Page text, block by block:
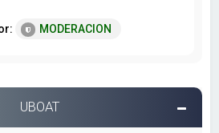
MODERACION
UBOAT